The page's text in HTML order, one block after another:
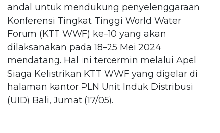
andal untuk mendukung penyelenggaraan
Konferensi Tingkat Tinggi World Water
Forum (KTT WWF) ke–10 yang akan
dilaksanakan pada 18–25 Mei 2024
mendatang. Hal ini tercermin melalui Apel
Siaga Kelistrikan KTT WWF yang digelar di
halaman kantor PLN Unit Induk Distribusi
(UID) Bali, Jumat (17/05).